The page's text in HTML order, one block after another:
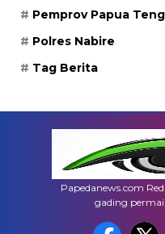
Pemprov Papua
Polres Nabire
Tag Berita
Papedanews.com
gading permai